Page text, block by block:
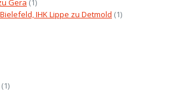
Gera (1)
IHK Lippe zu Detmold (1)
(1)